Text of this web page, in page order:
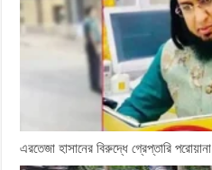
এরতেজা হাসানের বিরুদ্ধে গ্রেপ্তারি পরোয়ানা